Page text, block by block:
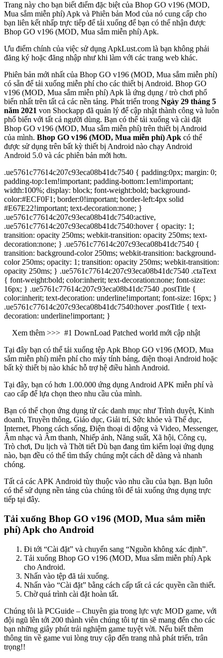
Trang này cho bạn biết điểm đặc biệt của Bhop GO v196 (MOD,
Mua sắm miễn phí) Apk và Phiên bản Mod của nó cung cấp cho
bạn liên kết nhấp trực tiếp để tải xuống để bạn có thể nhận được
Bhop GO v196 (MOD, Mua sắm miễn phí) Apk.
Ưu điểm chính của việc sử dụng ApkLust.com là bạn không phải
đăng ký hoặc đăng nhập như khi làm với các trang web khác.
Phiên bản mới nhất của Bhop GO v196 (MOD, Mua sắm miễn phí)
có sẵn để tải xuống miễn phí cho các thiết bị Android. Bhop GO
v196 (MOD, Mua sắm miễn phí) Apk là ứng dụng / trò chơi phổ
biến nhất trên tất cả các nền tảng. Phát triển trong Ngày 29 tháng 5
năm 2021 von Shockapp đã quản lý để cập nhật thành công và luôn
phổ biến với tất cả người dùng. Bạn có thể tải xuống và cài đặt
Bhop GO v196 (MOD, Mua sắm miễn phí) trên thiết bị Android
của mình. Bhop GO v196 (MOD, Mua miễn phí) Apk có thể
được sử dụng trên bất kỳ thiết bị Android nào chạy Android
Android 5.0 và các phiên bản mới hơn.
.ue5761c77614c207c93eca08b41dc7540 { padding:0px; margin: 0;
padding-top:1em!important; padding-bottom:1em!important;
width:100%; display: block; font-weight:bold; background-
color:#ECF0F1; border:0!important; border-left:4px solid
#E67E22!important; text-decoration:none; }
.ue5761c77614c207c93eca08b41dc7540:active,
.ue5761c77614c207c93eca08b41dc7540:hover { opacity: 1;
transition: opacity 250ms; webkit-transition: opacity 250ms; text-
decoration:none; } .ue5761c77614c207c93eca08b41dc7540 {
transition: background-color 250ms; webkit-transition: background-
color 250ms; opacity: 1; transition: opacity 250ms; webkit-transition:
opacity 250ms; } .ue5761c77614c207c93eca08b41dc7540 .ctaText
{ font-weight:bold; color:inherit; text-decoration:none; font-size:
16px; } .ue5761c77614c207c93eca08b41dc7540 .postTitle {
color:inherit; text-decoration: underline!important; font-size: 16px; }
.ue5761c77614c207c93eca08b41dc7540:hover .postTitle { text-
decoration: underline!important; }
Xem thêm >>> #1 DownLoad Patched world mới cập nhật
Tại đây bạn có thể tải xuống tệp Apk Bhop GO v196 (MOD, Mua
sắm miễn phí) miễn phí cho máy tính bảng, điện thoại Android hoặc
bất kỳ thiết bị nào khác hỗ trợ hệ điều hành Android.
Tại đây, bạn có hơn 1.00.000 ứng dụng Android APK miễn phí và
cao cấp để lựa chọn theo nhu cầu của mình.
Bạn có thể chọn ứng dụng từ các danh mục như Trình duyệt, Kinh
doanh, Truyền thông, Giáo dục, Giải trí, Sức khỏe và Thể dục,
Internet, Phong cách sống, Điện thoại di động và Video, Messenger,
Âm nhạc và Âm thanh, Nhiếp ảnh, Năng suất, Xã hội, Công cụ,
Trò chơi, Du lịch và Thời tiết Dù bạn đang tìm kiếm loại ứng dụng
nào, bạn đều có thể tìm thấy chúng một cách dễ dàng và nhanh
chóng.
Tất cả các APK Android tùy thuộc vào nhu cầu của bạn. Bạn luôn
có thể sử dụng nền tảng của chúng tôi để tải xuống ứng dụng trực
tiếp tại đây.
Tải xuống Bhop GO v196 (MOD, Mua sắm miễn
phí) Apk cho Android
Đi tới “Cài đặt” và chuyển sang “Nguồn không xác định”.
Tải xuống Bhop GO v196 (MOD, Mua sắm miễn phí) Apk
cho Android.
Nhấn vào tệp đã tải xuống.
Nhấn vào “Cài đặt” bằng cách cấp tất cả các quyền cần thiết.
Chờ quá trình cài đặt hoàn tất.
Chúng tôi là PCGuide – Chuyên gia trong lực vực MOD game, với
đội ngũ lên tới 200 thành viên chúng tôi tự tin sẽ mang đến cho các
bạn những giây phút trải nghiệm game tuyệt vời. Nếu biết thêm
thông tin về game vui lòng truy cập đến trang nhà phát triển, trân
trọng!!